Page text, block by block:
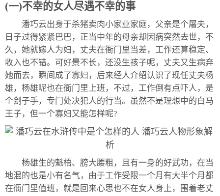
(一)不幸的女人尽遇不幸的事
潘巧云出身于杀猪卖肉小家业家庭，父亲是个屠夫，
日子过得紧紧巴巴，正当中年的母亲却因病突然去世，不
久，她就嫁人为妇，丈夫在衙门里当差，工作还算稳定、
收入也不错。可好景不长，还没生孩子呢，丈夫又生病弃
她而去，瞬间成了寡妇，后来经人介绍认识了现任丈夫杨
雄，杨雄呢也在衙门里上班，不过，工作倒有点吓人，是
个刽子手，专门处决犯人的行当。虽然不是理想中的白马
王子，但一个寡妇又能怎样呢?
杨雄生的魁梧、膀大腰粗，且有一身的好武功，在当
地混的也是小有名气，由于工作受限一个月有大半个月都
在衙门里值班，就是回来心思也不在女人身上，围着老丈